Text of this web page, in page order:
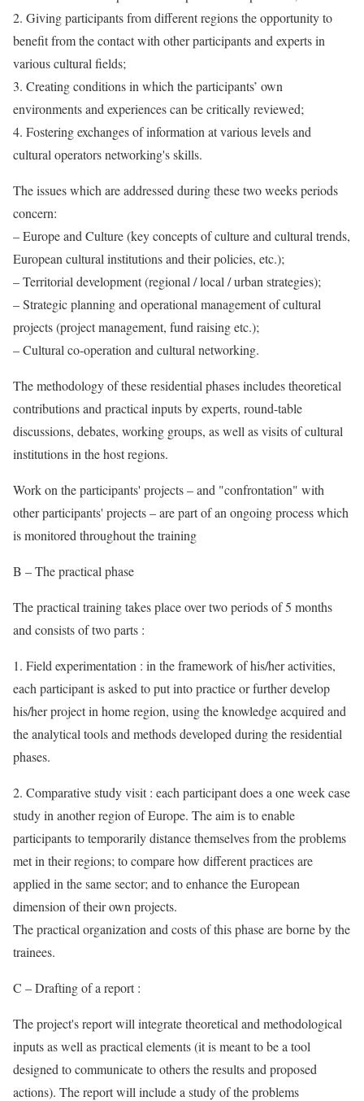
2. Giving participants from different regions the opportunity to
benefit from the contact with other participants and experts in
various cultural fields;
3. Creating conditions in which the participants’ own
environments and experiences can be critically reviewed;
4. Fostering exchanges of information at various levels and
cultural operators networking's skills.
The issues which are addressed during these two weeks periods
concern:
– Europe and Culture (key concepts of culture and cultural trends,
European cultural institutions and their policies, etc.);
– Territorial development (regional / local / urban strategies);
– Strategic planning and operational management of cultural
projects (project management, fund raising etc.);
– Cultural co-operation and cultural networking.
The methodology of these residential phases includes theoretical
contributions and practical inputs by experts, round-table
discussions, debates, working groups, as well as visits of cultural
institutions in the host regions.
Work on the participants' projects – and "confrontation" with
other participants' projects – are part of an ongoing process which
is monitored throughout the training
B – The practical phase
The practical training takes place over two periods of 5 months
and consists of two parts :
1. Field experimentation : in the framework of his/her activities,
each participant is asked to put into practice or further develop
his/her project in home region, using the knowledge acquired and
the analytical tools and methods developed during the residential
phases.
2. Comparative study visit : each participant does a one week case
study in another region of Europe. The aim is to enable
participants to temporarily distance themselves from the problems
met in their regions; to compare how different practices are
applied in the same sector; and to enhance the European
dimension of their own projects.
The practical organization and costs of this phase are borne by the
trainees.
C – Drafting of a report :
The project's report will integrate theoretical and methodological
inputs as well as practical elements (it is meant to be a tool
designed to communicate to others the results and proposed
actions). The report will include a study of the problems